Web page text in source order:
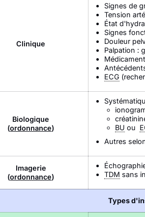
Clinique
Signes de
Tension
État
Signes
Douleur
Palpation :
ECG
Biologique
(ordonnance)
BU ou
Autres
Imagerie
(ordonnance)
TDM sans
Types